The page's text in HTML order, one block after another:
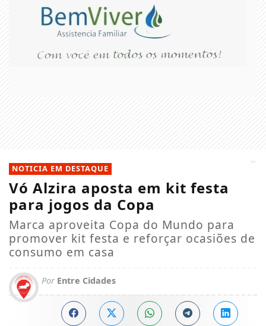
NOTICIA EM DESTAQUE
Vó Alzira aposta em kit festa
para jogos da Copa
Marca aproveita Copa do Mundo para
promover kit festa e reforçar ocasiões de
consumo em casa
Por Entre Cidades